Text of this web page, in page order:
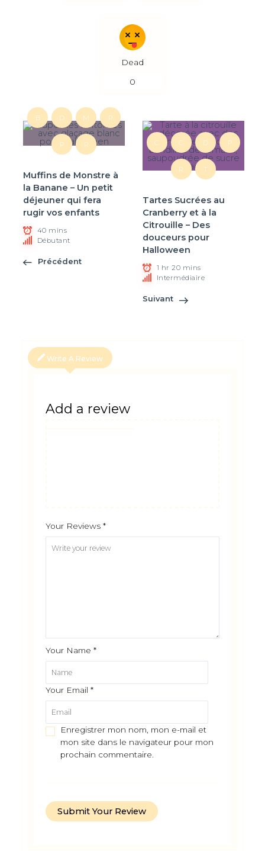
Dead
0
B D M P
P R
Muffins de Monstre à
la Banane – Un petit
déjeuner qui fera
rugir vos enfants
40 mins
Débutant
Précédent
C C D P
R T
Tartes Sucrées au
Cranberry et à la
Citrouille – Des
douceurs pour
Halloween
1 hr 20 mins
Intermédiaire
Suivant
Write A Review
Add a review
Your Reviews*
Your Name*
Your Email*
Enregistrer mon nom, mon e-mail et
mon site dans le navigateur pour mon
prochain commentaire.